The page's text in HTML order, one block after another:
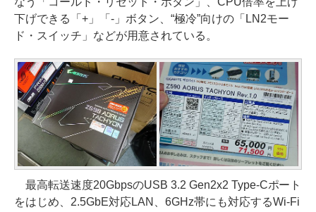
下げできる「+」「-」ボタン、“極冷”向けの「LN2モー
ド・スイッチ」などが用意されている。
最高転送速度20GbpsのUSB 3.2 Gen2x2 Type-Cポート
をはじめ、2.5GbE対応LAN、6GHz帯にも対応するWi-Fi